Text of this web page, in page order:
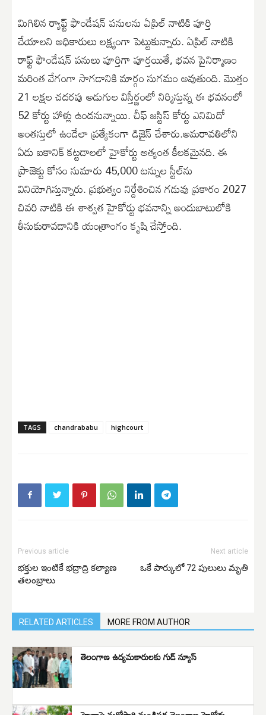
మిగిలిన ర్యాఫ్ట్ ఫౌండేషన్ పనులను ఏప్రిల్ నాటికి పూర్తి
చేయాలని అధికారులు లక్ష్యంగా పెట్టుకున్నారు. ఏప్రిల్ నాటికి
రాఫ్ట్ ఫౌండేషన్ పనులు పూర్తిగా పూర్తయితే, భవన పైనిర్మాణం
మరింత వేగంగా సాగడానికి మార్గం సుగమం అవుతుంది. మొత్తం
21 లక్షల చదరపు అడుగుల విస్తీర్ణంలో నిర్మిస్తున్న ఈ భవనంలో
52 కోర్టు హాళ్లు ఉండనున్నాయి. చీఫ్ జస్టిస్ కోర్టు ఎనిమిదో
అంతస్తులో ఉండేలా ప్రత్యేకంగా డిజైన్ చేశారు.అమరావతిలోని
ఏడు ఐకానిక్ కట్టడాలలో హైకోర్టు అత్యంత కీలకమైనది. ఈ
ప్రాజెక్టు కోసం సుమారు 45,000 టన్నుల స్టీల్‌ను
వినియోగిస్తున్నారు. ప్రభుత్వం నిర్దేశించిన గడువు ప్రకారం 2027
చివరి నాటికి ఈ శాశ్వత హైకోర్టు భవనాన్ని అందుబాటులోకి
తీసుకురావడానికి యంత్రాంగం కృషి చేస్తోంది.
TAGS chandrababu highcourt
Previous article
భక్తుల ఇంటికే భద్రాద్రి కల్యాణ
తలంబ్రాలు
Next article
ఒకే పార్కులో 72 పులులు మృతి
RELATED ARTICLES MORE FROM AUTHOR
తెలంగాణ ఉద్యమకారులకు గుడ్ న్యూస్